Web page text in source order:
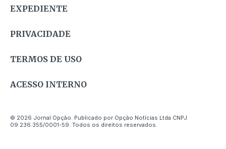
EXPEDIENTE
PRIVACIDADE
TERMOS DE USO
ACESSO INTERNO
© 2026 Jornal Opção. Publicado por Opção Notícias Ltda CNPJ
09.236.355/0001-59. Todos os direitos reservados.